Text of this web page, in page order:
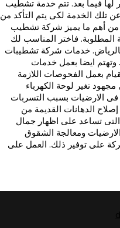
لها فيما بعد. تتم خدمة تشطيب
الخدمة لكى يتم التأكد من
من أهم ما يميز شركة تشطيب
المطلوبة. فاختر المناسب لك
خدمات شركة تشطيبات
ايضا بعمل خدمات
بعمل الفحوصات اللازمة
تغير لوحة الكهرباء
فى الارضيات بسبب التسربات
الدهانات القديمة من
التى تساعد على اظهار جمال
ومعالجة الشقوق
على توفير ذلك. العمل على